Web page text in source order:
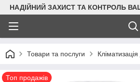
НАДІЙНИЙ ЗАХИСТ ТА КОНТРОЛЬ
Товари та послуги
Топ продажів